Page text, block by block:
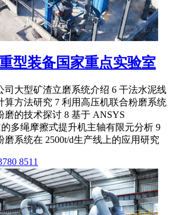
型装备国家重点实验室
司大型矿渣立磨系统介绍 6 干法水泥线
算方法研究 7 利用高压机联合粉磨系统
磨的技术探讨 8 基于 ANSYS
多绳摩擦式提升机主轴有限元分析 9
磨系统在 2500t/d生产线上的应用研究
8511